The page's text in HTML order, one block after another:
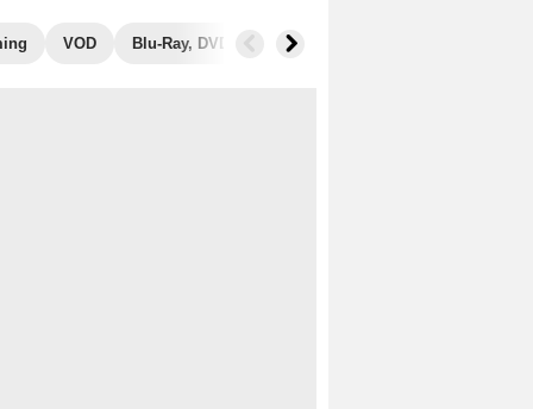
VOD Blu-Ray, DVD Photos